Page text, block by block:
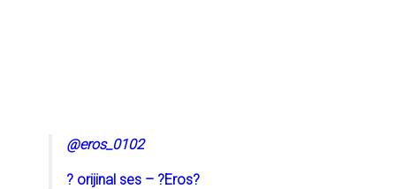
@eros_0102
? orijinal ses – ?Eros?